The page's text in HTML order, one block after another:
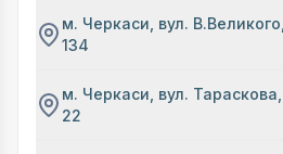
м. Черкаси, вул. В.Великого,
134
м. Черкаси, вул. Тараскова,
22